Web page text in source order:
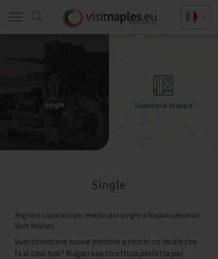
Single Guarda la Mappa
Single
Migliori Location per eventi per single a Napoli secondo
Visit Naples.
Vuoi conoscere nuove persone e cerchi un locale che
fa al caso tuo? Magari una struttura perfetta per